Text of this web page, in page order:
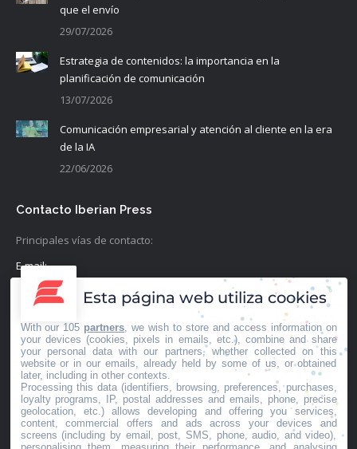
que el envío
29/07/2026
Estrategia de contenidos: la importancia en la
planificación de comunicación
13/07/2026
Comunicación empresarial y atención al cliente en la era
de la IA
22/06/2026
Contacto Iberian Press
Principales vías de contacto:
E-mail:
info@iberianpress.es
+34 911863556
Fax:
+34 911863556
Encuéntranos en:
Facebook
X
YouTube
Rss
Esta página web utiliza cookies
With our 105 partners , we wish to store and access information on
your devices (cookies, pixels in emails, etc.), combine and share
your personal data with our partners, whether collected on this
website or in our emails, already held by some of us, or obtained
later, including in other contexts.
Processing this data (identifiers, browsing, preferences, purchases,
loyalty programs, IP, postal addresses and emails, phone, precise
geolocation, etc.) allows developing and offering you services,
content, commercial offers and ads across your devices and
screens (including by email, post, SMS, phone, audio, and video),
personalising them, measuring their performance, and analysing